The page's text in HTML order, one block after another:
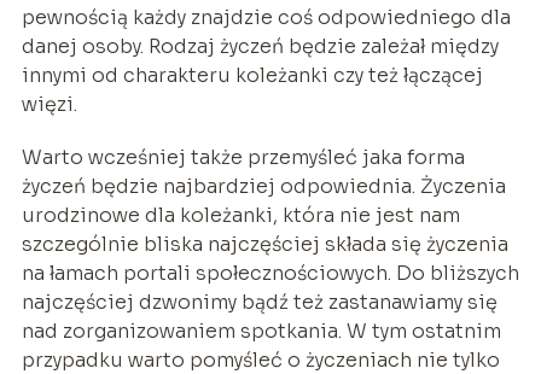
pewnością każdy znajdzie coś odpowiedniego dla
danej osoby. Rodzaj życzeń będzie zależał między
innymi od charakteru koleżanki czy też łączącej
więzi.
Warto wcześniej także przemyśleć jaka forma
życzeń będzie najbardziej odpowiednia. Życzenia
urodzinowe dla koleżanki, która nie jest nam
szczególnie bliska najczęściej składa się życzenia
na łamach portali społecznościowych. Do bliższych
najczęściej dzwonimy bądź też zastanawiamy się
nad zorganizowaniem spotkania. W tym ostatnim
przypadku warto pomyśleć o życzeniach nie tylko